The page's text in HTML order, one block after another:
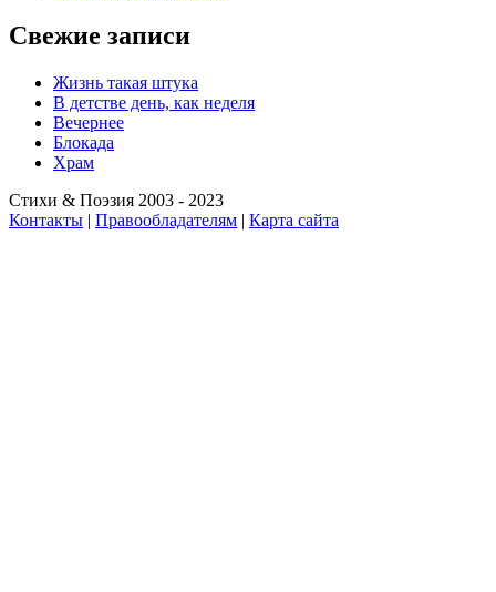
Свежие записи
Жизнь такая штука
В детстве день, как неделя
Вечернее
Блокада
Храм
Стихи & Поэзия 2003 - 2023
Контакты | Правообладателям | Карта сайта